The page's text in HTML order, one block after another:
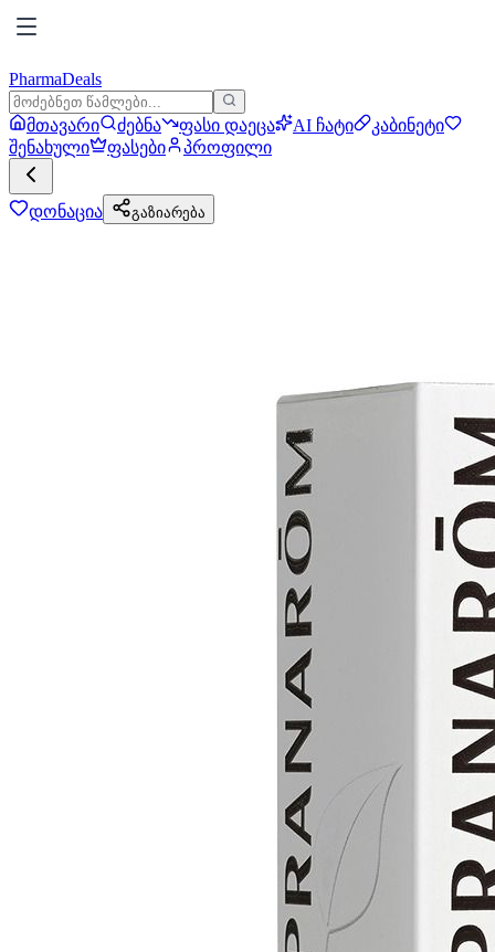
PharmaDeals
მთავარი ძებნა ფასი დაეცა AI ჩატი
კაბინეტი
შენახული
ფასები პროფილი
დონაცია გაზიარება